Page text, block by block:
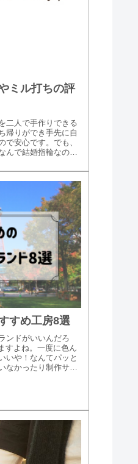
ミル打ちの評
二人で手作りできる
帰りができ手先に自
で安心です。でも、
んで結婚指輪なのに
すめ工房8選
ンドがいいんだろ
すよね。一度に色ん
いや！なんてパッと
なかったり制作サポ